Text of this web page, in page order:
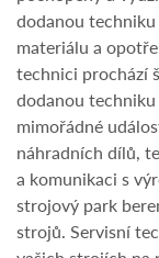
dodanou
materiálu a
technici prochází
dodanou
mimořádné
náhradních dílů,
a komunikaci s
strojový park
strojů. Servisní